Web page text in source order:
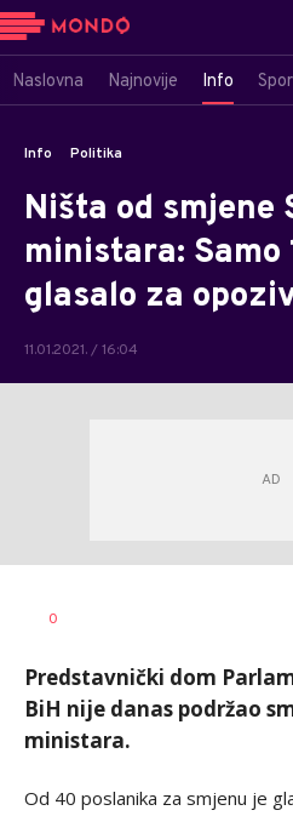
Naslovna Najnovije Info
Info Politika
Ništa od smjene
ministara: Samo
glasalo za
11.01.2021. / 16:04
AUTOR
0
Predstavnički dom
BiH nije danas podržao
ministara.
Od 40 poslanika za smjenu je